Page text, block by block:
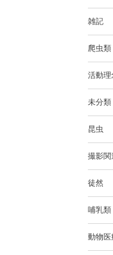
雑記
爬虫
活動理
未分類
昆虫
撮影関
徒然
哺乳類
動物医